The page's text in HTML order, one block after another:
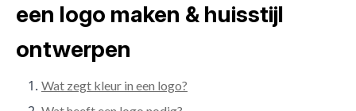
een logo maken & huisstijl
ontwerpen
Wat zegt kleur in een logo?